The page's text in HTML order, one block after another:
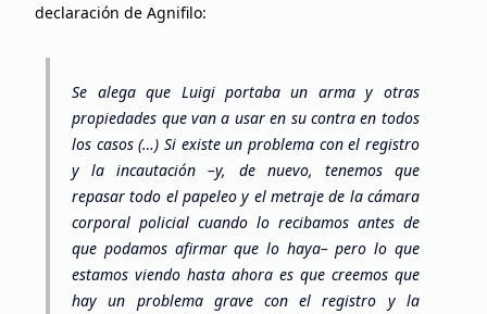
declaración de Agnifilo:
Se alega que Luigi portaba un arma y otras
propiedades que van a usar en su contra en todos
los casos (…) Si existe un problema con el registro
y la incautación –y, de nuevo, tenemos que
repasar todo el papeleo y el metraje de la cámara
corporal policial cuando lo recibamos antes de
que podamos afirmar que lo haya– pero lo que
estamos viendo hasta ahora es que creemos que
hay un problema grave con el registro y la